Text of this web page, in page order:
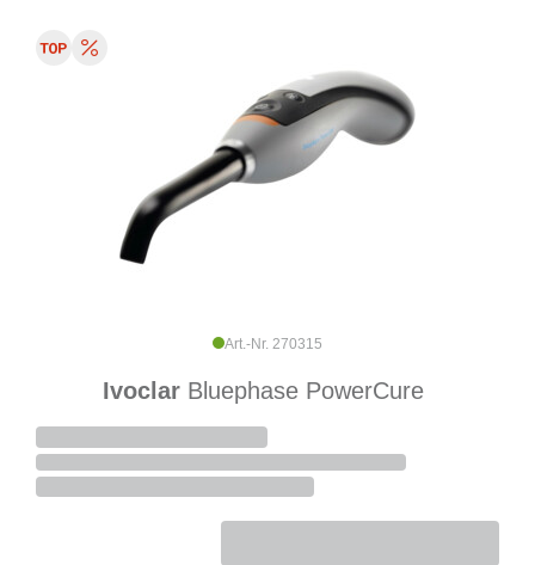
Art.-Nr. 270315
Ivoclar Bluephase PowerCure